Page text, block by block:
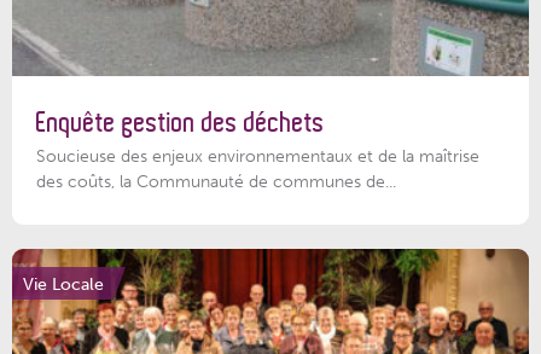
Enquête gestion des déchets
Soucieuse des enjeux environnementaux et de la maîtrise
des coûts, la Communauté de communes de...
Vie Locale